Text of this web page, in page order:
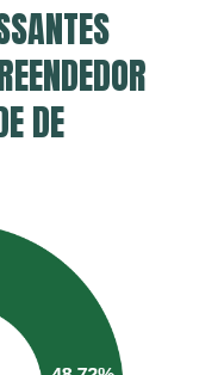
DE